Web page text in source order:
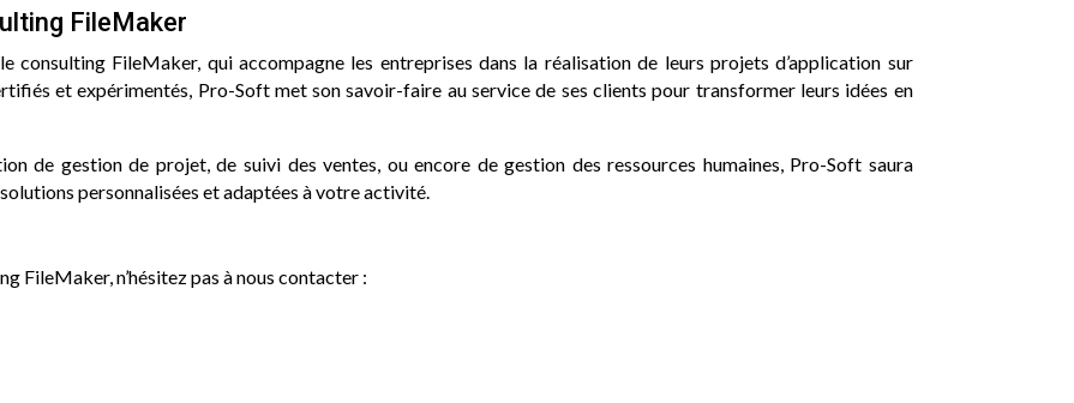
FileMaker
consulting FileMaker, qui accompagne les entreprises dans la réalisation de leurs projets d’application sur
et expérimentés, Pro-Soft met son savoir-faire au service de ses clients pour transformer leurs idées en
de gestion de projet, de suivi des ventes, ou encore de gestion des ressources humaines, Pro-Soft saura
personnalisées et adaptées à votre activité.
FileMaker, n’hésitez pas à nous contacter :